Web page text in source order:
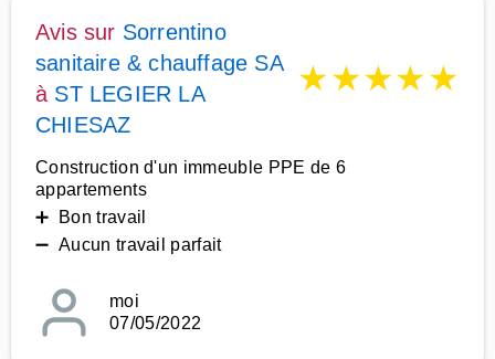
Avis sur Sorrentino
sanitaire & chauffage SA
à ST LEGIER LA
CHIESAZ
★★★★★
Construction d'un immeuble PPE de 6
appartements
➕ Bon travail
➖ Aucun travail parfait
moi
07/05/2022